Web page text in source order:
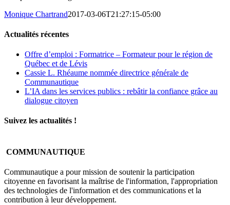
Monique Chartrand2017-03-06T21:27:15-05:00
Actualités récentes
Offre d’emploi : Formatrice – Formateur pour le région de
Québec et de Lévis
Cassie L. Rhéaume nommée directrice générale de
Communautique
L’IA dans les services publics : rebâtir la confiance grâce au
dialogue citoyen
Suivez les actualités !
COMMUNAUTIQUE
Communautique a pour mission de soutenir la participation
citoyenne en favorisant la maîtrise de l'information, l'appropriation
des technologies de l'information et des communications et la
contribution à leur développement.